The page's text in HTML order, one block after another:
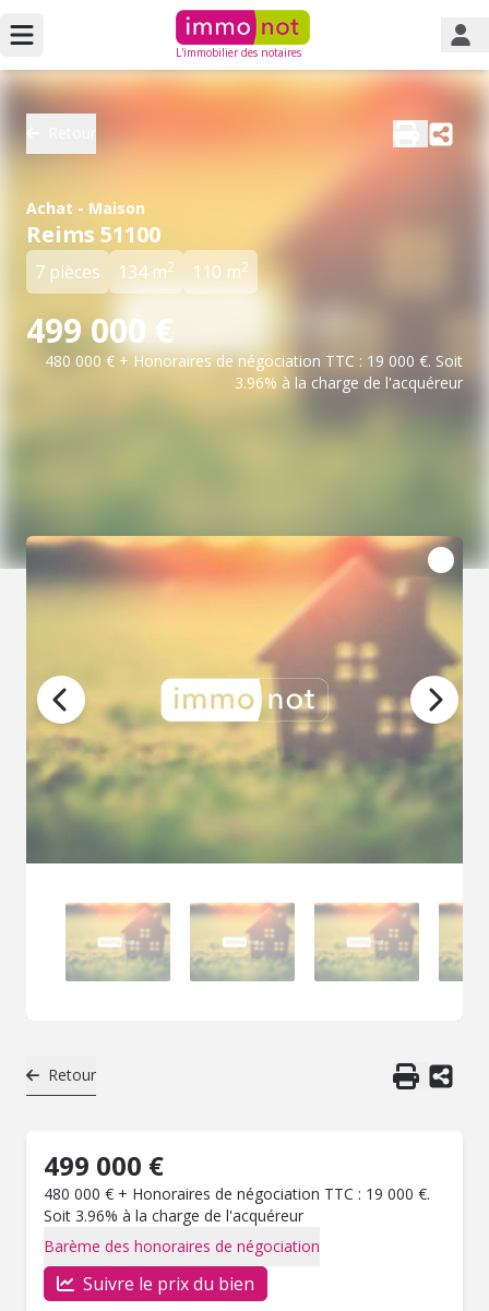
L'immobilier des notaires
Achat - Maison
Reims 51100
7 pièces 134 m2 110 m2
499 000 €
480 000 € + Honoraires de négociation TTC : 19 000 €. Soit
3.96% à la charge de l'acquéreur
Retour
499 000 €
480 000 € + Honoraires de négociation TTC : 19 000 €.
Soit 3.96% à la charge de l'acquéreur
Barème des honoraires de négociation
Suivre le prix du bien